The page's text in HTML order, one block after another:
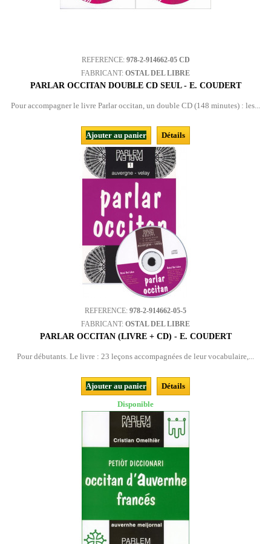
REFERENCE: 978-2-914662-05 CD
FABRICANT: OSTAL DEL LIBRE
PARLAR OCCITAN DOUBLE CD SEUL - E. COUDERT
Pour accompagner le livre Parlar occitan, un double CD (148 minutes) : les...
Ajouter au panier Détails
REFERENCE: 978-2-914662-05-5
FABRICANT: OSTAL DEL LIBRE
PARLAR OCCITAN (LIVRE + CD) - E. COUDERT
Pour débutants. Le livre : 23 leçons accompagnées de leur vocabulaire,...
Ajouter au panier
Détails
Disponible